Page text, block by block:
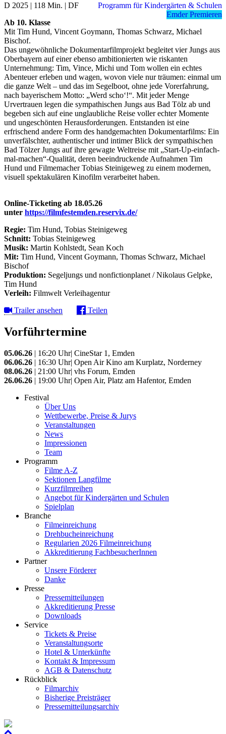
D 2025 | 118 Min. | DF
Programm für Kindergärten & Schulen
Emder Premieren
Ab 10. Klasse
Mit Tim Hund, Vincent Goymann, Thomas Schwarz, Michael
Bischof.
Das ungewöhnliche Dokumentarfilmprojekt begleitet vier Jungs aus
Oberbayern auf einer ebenso ambitionierten wie riskanten
Unternehmung: Tim, Vince, Michi und Tom wollen ein echtes
Abenteuer erleben und wagen, wovon viele nur träumen: einmal um
die ganze Welt – und das im Segelboot, ohne jede Vorerfahrung,
nach bayerischem Motto: „Werd scho‘!“. Mit jeder Menge
Urvertrauen legen die sympathischen Jungs aus Bad Tölz ab und
begeben sich auf eine unglaubliche Reise voller echter Momente
und ungeschönten Herausforderungen. Entstanden ist eine
erfrischend andere Form des handgemachten Dokumentarfilms: Ein
unverfälschter, authentischer und intimer Blick der sympathischen
Bad Tölzer Jungs auf ihre gewagte Weltreise mit „Start-Up-einfach-
mal-machen“-Qualität, deren beeindruckende Aufnahmen Tim
Hund und Filmemacher Tobias Steinigeweg zu einem modernen,
visuell spektakulären Kinofilm verarbeitet haben.
Online-Ticketing ab 18.05.26
unter https://filmfestemden.reservix.de/
Regie: Tim Hund, Tobias Steinigeweg
Schnitt: Tobias Steinigeweg
Musik: Martin Kohlstedt, Sean Koch
Mit: Tim Hund, Vincent Goymann, Thomas Schwarz, Michael
Bischof
Produktion: Segeljungs und nonfictionplanet / Nikolaus Gelpke,
Tim Hund
Verleih: Filmwelt Verleihagentur
Trailer ansehen
Teilen
Vorführtermine
05.06.26 | 16:20 Uhr| CineStar 1, Emden
06.06.26 | 16:30 Uhr| Open Air Kino am Kurplatz, Norderney
08.06.26 | 21:00 Uhr| vhs Forum, Emden
26.06.26 | 19:00 Uhr| Open Air, Platz am Hafentor, Emden
Festival
Über Uns
Wettbewerbe, Preise & Jurys
Veranstaltungen
News
Impressionen
Team
Programm
Filme A-Z
Sektionen Langfilme
Kurzfilmreihen
Angebot für Kindergärten und Schulen
Spielplan
Branche
Filmeinreichung
Drehbucheinreichung
Regularien 2026 Filmeinreichung
Akkreditierung FachbesucherInnen
Partner
Unsere Förderer
Danke
Presse
Pressemitteilungen
Akkreditierung Presse
Downloads
Service
Tickets & Preise
Veranstaltungsorte
Hotel & Unterkünfte
Kontakt & Impressum
AGB & Datenschutz
Rückblick
Filmarchiv
Bisherige Preisträger
Pressemitteilungsarchiv